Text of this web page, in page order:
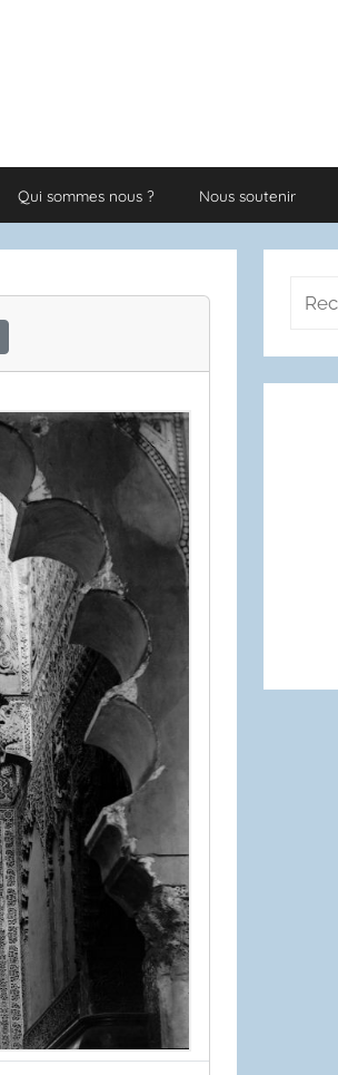
Qui sommes nous ? Nous soutenir
: